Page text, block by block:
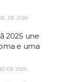
DE 2026
2025 une
e uma
DE 2025